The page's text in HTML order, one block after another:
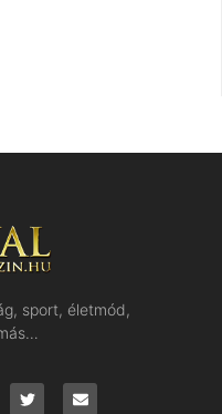
sport, életmód,